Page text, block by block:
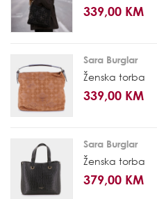
339,00 KM
Sara Burglar
Ženska torba
339,00 KM
Sara Burglar
Ženska torba
379,00 KM